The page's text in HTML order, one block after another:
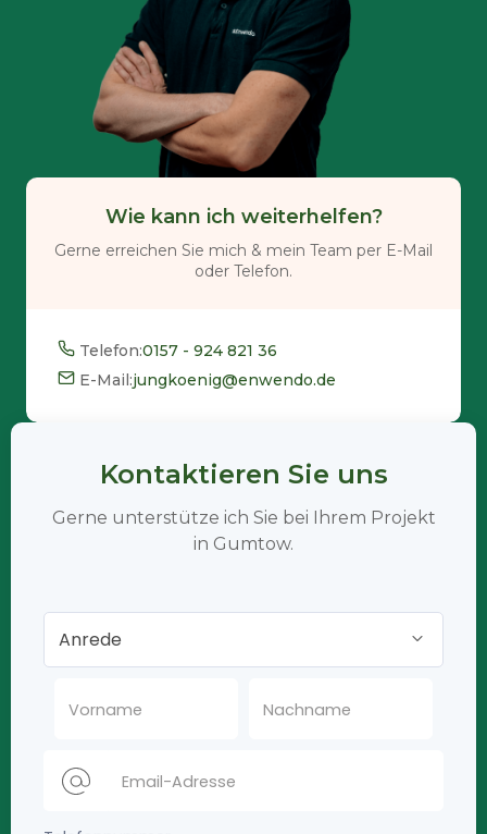
Wie kann ich weiterhelfen?
Gerne erreichen Sie mich & mein Team per E-Mail
oder Telefon.
Telefon:0157 - 924 821 36
E-Mail:jungkoenig@enwendo.de
Kontaktieren Sie uns
Gerne unterstütze ich Sie bei Ihrem Projekt
in Gumtow.